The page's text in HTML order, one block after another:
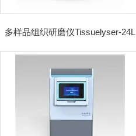
多样品组织研磨仪Tissuelyser-24L